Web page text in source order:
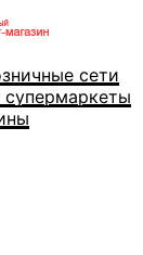
сети